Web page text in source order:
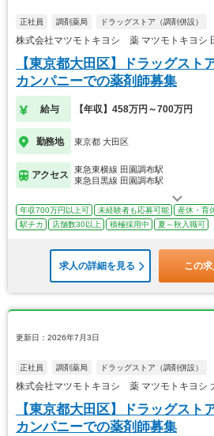
正社員 調剤薬局 ドラッグストア（調剤併設）
株式会社マツモトキヨシ 薬 マツモトキヨシ
【東京都大田区】ドラッグスト
カンパニーでの薬剤師募集
給与 【年収】458万円～700万円
勤務地 東京都 大田区
アクセス
東急東横線 田園調布駅
東急目黒線 田園調布駅
年収700万円以上可 未経験者も応募可能 産休・育
駅チカ
店舗数30以上 積極採用中 夏～秋入職可
求人の詳細を見る この
更新日：2026年7月3日
正社員 調剤薬局 ドラッグストア（調剤併設）
株式会社マツモトキヨシ 薬 マツモトキヨシ
【東京都大田区】ドラッグスト
カンパニーでの薬剤師募集